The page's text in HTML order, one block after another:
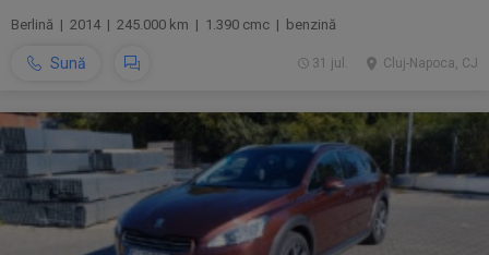
Berlină | 2014 | 245.000 km | 1.390 cmc | benzină
Sună Cluj-Napoca, CJ
31 jul.